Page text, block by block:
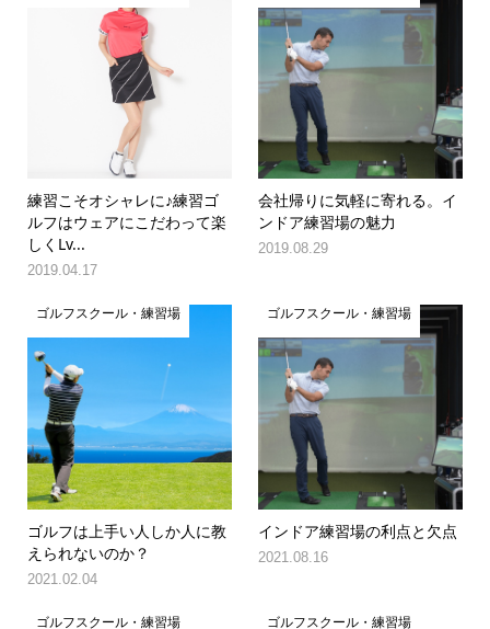
練習こそオシャレに♪練習ゴ
ルフはウェアにこだわって楽
しくLv...
2019.04.17
会社帰りに気軽に寄れる。イ
ンドア練習場の魅力
2019.08.29
ゴルフスクール・練習場
ゴルフは上手い人しか人に教
えられないのか？
2021.02.04
ゴルフスクール・練習場
インドア練習場の利点と欠点
2021.08.16
ゴルフスクール・練習場 ゴルフスクール・練習場